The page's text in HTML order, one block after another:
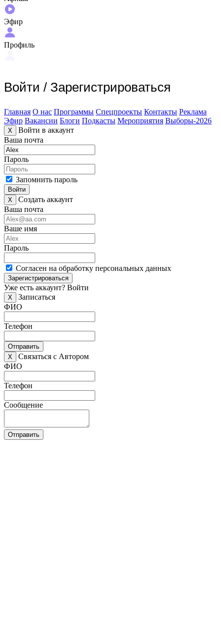
Эфир
Профиль
Войти / Зарегистрироваться
Главная О нас Программы Спецпроекты Контакты Реклама
Эфир Вакансии Блоги Подкасты Мероприятия Выборы-2026
X
Войти в аккаунт
Ваша почта
Пароль
Запомнить пароль
Войти
X
Создать аккаунт
Ваша почта
Ваше имя
Пароль
Согласен на обработку персональных данных
Зарегистрироваться
Уже есть аккаунт? Войти
X
Записаться
ФИО
Телефон
Отправить
X
Связаться с Автором
ФИО
Телефон
Сообщение
Отправить